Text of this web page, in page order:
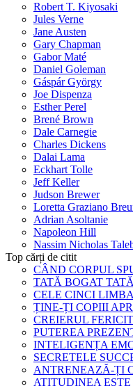
Robert T. Kiyosaki
Jules Verne
Jane Austen
Gary Chapman
Gabor Maté
Daniel Goleman
Gáspár György
Joe Dispenza
Esther Perel
Brené Brown
Dale Carnegie
Charles Dickens
Dalai Lama
Eckhart Tolle
Jeff Keller
Judson Brewer
Loretta Graziano
Adrian Asoltanie
Napoleon Hill
Nassim Nicholas
Top cărți de citit
CÂND CORPUL
TATĂ BOGAT
CELE CINCI
ȚINE-ȚI COPIII
CREIERUL FERICIT
PUTEREA
INTELIGENȚA
SECRETELE
ANTRENEAZĂ-ȚI
ATITUDINEA